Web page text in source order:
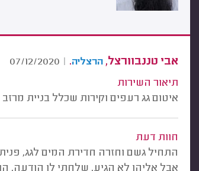
אבי טננבוורצל, הרצליה.
|
07/12/2020
תיאור השירות
איטום גג רעפים וקירות שכלל בניית
חוות דעת
התחיל גשם וחזרה חדירת המים לגג,